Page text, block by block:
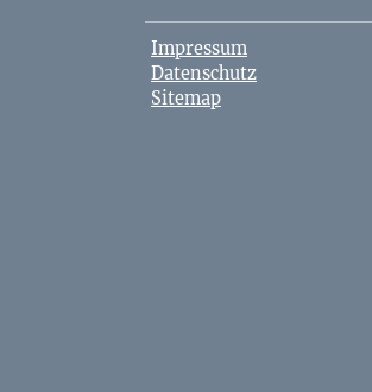
Navigation
überspringen
Impressum
Datenschutz
Sitemap